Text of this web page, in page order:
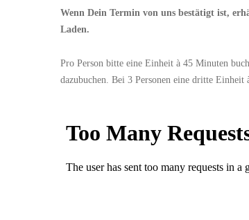
Wenn Dein Termin von uns bestätigt ist,
Laden.
Pro Person bitte eine Einheit à 45 Minuten
dazubuchen. Bei 3 Personen eine dritte Einheit